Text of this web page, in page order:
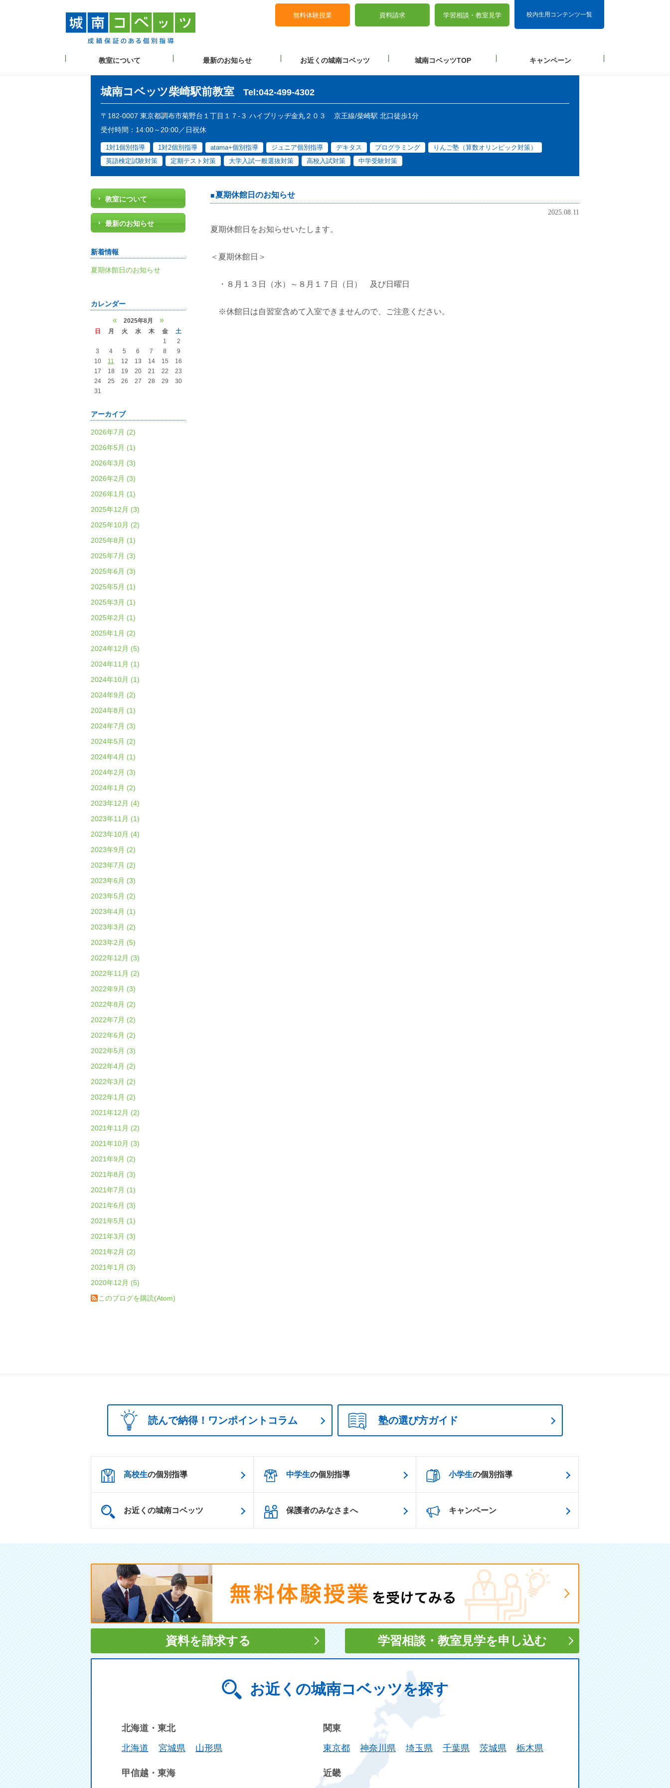
校内生用コンテンツ一覧
無料体験授業 資料請求 学習相談・ 教室見学
教室について 最新のお知らせ お近くの城南コベッツ 城南コベッツTOP キャンペーン
城南コベッツ柴崎駅前教室 Tel:042-499-4302
〒182-0007 東京都調布市菊野台１丁目１７-３ ハイブリッヂ金丸２０３
京王線/柴崎駅 北口徒歩1分
受付時間：14:00～20:00／日祝休
1対1個別指導 1対2個別指導 atama+個別指導 ジュニア個別指導 デキタス プログラミング
りんご塾（算数オリンピック対策）
英語検定試験対策
定期テスト対策 大学入試一般選抜対策 高校入試対策 中学受験対策
夏期休館日のお知らせ
2025.08.11
夏期休館日をお知らせいたします。
＜夏期休館日＞
・８月１３日（水）～８月１７日（日） 及び日曜日
※休館日は自習室含めて入室できませんので、ご注意ください。
教室について
最新のお知らせ
新着情報
夏期休館日のお知らせ
カレンダー
« 2025年8月 »
日 月 火 水 木 金
土
1
2
3
4 5 6 7 8
9
10
11 12 13 14 15
16
17
18 19 20 21 22
23
24
25 26 27 28 29
30
31
アーカイブ
2026年7月 (2)
2026年5月 (1)
2026年3月 (3)
2026年2月 (3)
2026年1月 (1)
2025年12月 (3)
2025年10月 (2)
2025年8月 (1)
2025年7月 (3)
2025年6月 (3)
2025年5月 (1)
2025年3月 (1)
2025年2月 (1)
2025年1月 (2)
2024年12月 (5)
2024年11月 (1)
2024年10月 (1)
2024年9月 (2)
2024年8月 (1)
2024年7月 (3)
2024年5月 (2)
2024年4月 (1)
2024年2月 (3)
2024年1月 (2)
2023年12月 (4)
2023年11月 (1)
2023年10月 (4)
2023年9月 (2)
2023年7月 (2)
2023年6月 (3)
2023年5月 (2)
2023年4月 (1)
2023年3月 (2)
2023年2月 (5)
2022年12月 (3)
2022年11月 (2)
2022年9月 (3)
2022年8月 (2)
2022年7月 (2)
2022年6月 (2)
2022年5月 (3)
2022年4月 (2)
2022年3月 (2)
2022年1月 (2)
2021年12月 (2)
2021年11月 (2)
2021年10月 (3)
2021年9月 (2)
2021年8月 (3)
2021年7月 (1)
2021年6月 (3)
2021年5月 (1)
2021年3月 (3)
2021年2月 (2)
2021年1月 (3)
2020年12月 (5)
このブログを購読(Atom)
読んで納得！ワンポイントコラム 塾の選び方ガイド
高校生の個別指導 中学生の個別指導 小学生の個別指導
お近くの城南コベッツ 保護者のみなさまへ キャンペーン
資料を請求する 学習相談・ 教室見学を申し込む
お近くの城南コベッツを探す
北海道・東北
北海道
宮城県 山形県
関東
東京都
神奈川県 埼玉県 千葉県 茨城県 栃木県
甲信越・東海 近畿